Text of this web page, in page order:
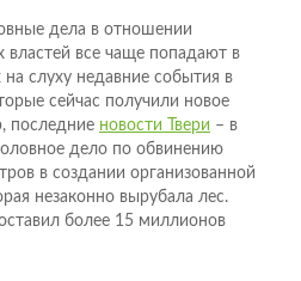
дела в отношении
властей все чаще попадают в
слуху недавние события в
сейчас получили новое
последние новости Твери – в
дело по обвинению
в создании организованной
незаконно вырубала лес.
более 15 миллионов